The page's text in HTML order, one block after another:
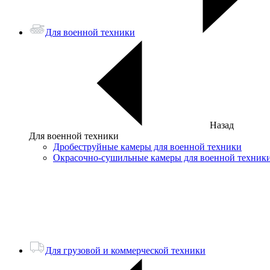
Для военной техники
Назад
Для военной техники
Дробеструйные камеры для военной техники
Окрасочно-сушильные камеры для военной
Для грузовой и коммерческой техники